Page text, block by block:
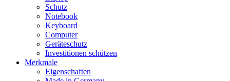
Schutz
Notebook
Keyboard
Computer
Geräteschutz
Investitionen schützen
Merkmale
Eigenschaften